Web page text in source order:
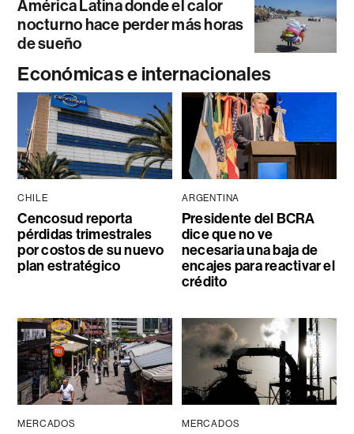
América Latina donde el calor
nocturno hace perder más horas
de sueño
Económicas e internacionales
CHILE
Cencosud reporta
pérdidas trimestrales
por costos de su nuevo
plan estratégico
ARGENTINA
Presidente del BCRA
dice que no ve
necesaria una baja de
encajes para reactivar el
crédito
MERCADOS MERCADOS